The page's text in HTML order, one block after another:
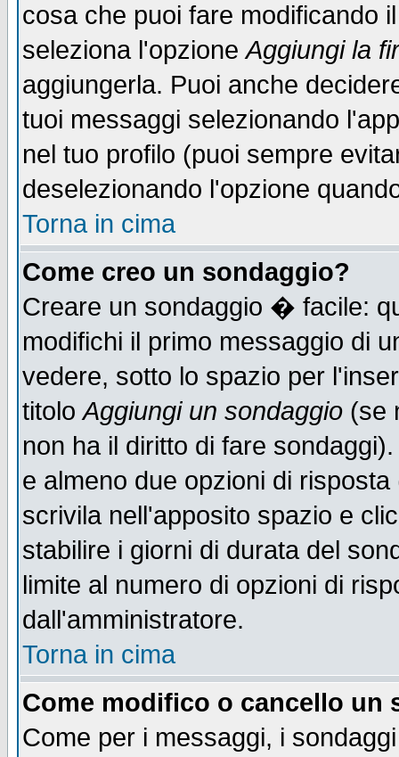
cosa che puoi fare modificando
seleziona l'opzioneAggiungi la
aggiungerla. Puoi anche
tuoi messaggi selezionando
nel tuo profilo (puoi sempre
deselezionando l'opzione
Torna in cima
Come creo un sondaggio?
Creare un sondaggio � facile:
modifichi il primo messaggio di
vedere, sotto lo spazio per
titoloAggiungi un sondaggio (se
non ha il diritto di fare
e almeno due opzioni di
scrivila nell'apposito spazio e
stabilire i giorni di durata del
limite al numero di opzioni di
dall'amministratore.
Torna in cima
Come modifico o cancello un
Come per i messaggi, i